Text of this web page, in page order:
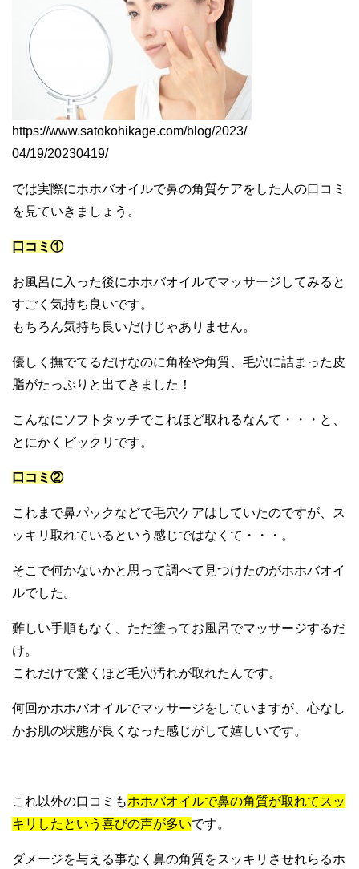
https://www.satokohikage.com/blog/2023/
04/19/20230419/
では実際にホホバオイルで鼻の角質ケアをした人の口コミ
を見ていきましょう。
口コミ①
お風呂に入った後にホホバオイルでマッサージしてみると
すごく気持ち良いです。
もちろん気持ち良いだけじゃありません。
優しく撫でてるだけなのに角栓や角質、毛穴に詰まった皮
脂がたっぷりと出てきました！
こんなにソフトタッチでこれほど取れるなんて・・・と、
とにかくビックリです。
口コミ②
これまで鼻パックなどで毛穴ケアはしていたのですが、ス
ッキリ取れているという感じではなくて・・・。
そこで何かないかと思って調べて見つけたのがホホバオイ
ルでした。
難しい手順もなく、ただ塗ってお風呂でマッサージするだ
け。
これだけで驚くほど毛穴汚れが取れたんです。
何回かホホバオイルでマッサージをしていますが、心なし
かお肌の状態が良くなった感じがして嬉しいです。
これ以外の口コミもホホバオイルで鼻の角質が取れてスッ
キリしたという喜びの声が多いです。
ダメージを与える事なく鼻の角質をスッキリさせれらるホ